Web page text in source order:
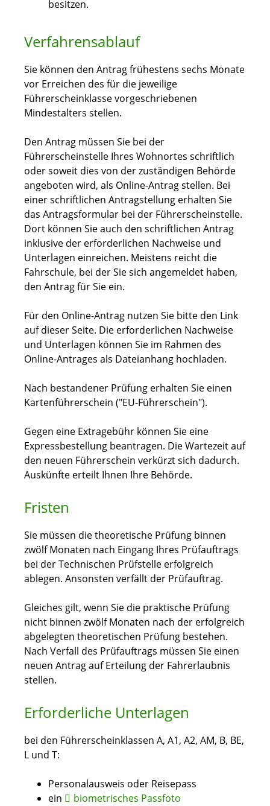
besitzen.
Verfahrensablauf
Sie können den Antrag frühestens sechs Monate
vor Erreichen des für die jeweilige
Führerscheinklasse vorgeschriebenen
Mindestalters stellen.
Den Antrag müssen Sie bei der
Führerscheinstelle Ihres Wohnortes schriftlich
oder soweit dies von der zuständigen Behörde
angeboten wird, als Online-Antrag stellen. Bei
einer schriftlichen Antragstellung erhalten Sie
das Antragsformular bei der Führerscheinstelle.
Dort können Sie auch den schriftlichen Antrag
inklusive der erforderlichen Nachweise und
Unterlagen einreichen. Meistens reicht die
Fahrschule, bei der Sie sich angemeldet haben,
den Antrag für Sie ein.
Für den Online-Antrag nutzen Sie bitte den Link
auf dieser Seite. Die erforderlichen Nachweise
und Unterlagen können Sie im Rahmen des
Online-Antrages als Dateianhang hochladen.
Nach bestandener Prüfung erhalten Sie einen
Kartenführerschein ("EU-Führerschein").
Gegen eine Extragebühr können Sie eine
Expressbestellung beantragen. Die Wartezeit auf
den neuen Führerschein verkürzt sich dadurch.
Auskünfte erteilt Ihnen Ihre Behörde.
Fristen
Sie müssen die theoretische Prüfung binnen
zwölf Monaten nach Eingang Ihres Prüfauftrags
bei der Technischen Prüfstelle erfolgreich
ablegen. Ansonsten verfällt der Prüfauftrag.
Gleiches gilt, wenn Sie die praktische Prüfung
nicht binnen zwölf Monaten nach der erfolgreich
abgelegten theoretischen Prüfung bestehen.
Nach Verfall des Prüfauftrags müssen Sie einen
neuen Antrag auf Erteilung der Fahrerlaubnis
stellen.
Erforderliche Unterlagen
bei den Führerscheinklassen A, A1, A2, AM, B, BE,
L und T:
Personalausweis oder Reisepass
ein
biometrisches Passfoto